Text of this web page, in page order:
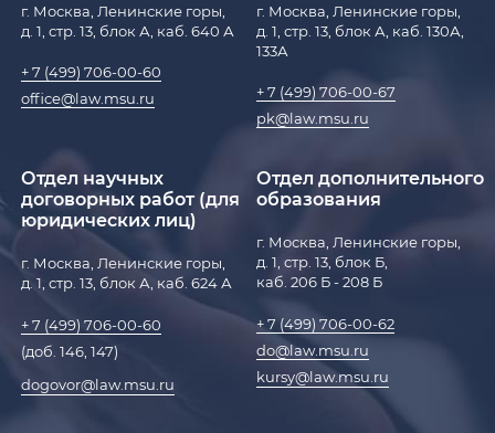
г. Москва, Ленинские горы,
д. 1, стр. 13, блок А, каб. 640 А
+ 7 (499) 706-00-60
office@law.msu.ru
г. Москва, Ленинские горы,
д. 1, стр. 13, блок А, каб. 130А,
133А
+ 7 (499) 706-00-67
pk@law.msu.ru
Отдел научных
договорных работ (для
юридических лиц)
г. Москва, Ленинские горы,
д. 1, стр. 13, блок А, каб. 624 А
+ 7 (499) 706-00-60
(доб. 146, 147)
dogovor@law.msu.ru
Отдел дополнительного
образования
г. Москва, Ленинские горы,
д. 1, стр. 13, блок Б,
каб. 206 Б - 208 Б
+ 7 (499) 706-00-62
do@law.msu.ru
kursy@law.msu.ru